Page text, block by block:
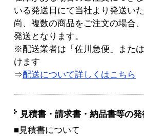
いる発送日にて当社より発送い
尚、複数の商品をご注文の場合
発送となります。
※配送業者は「佐川急便」また
けます
⇒配送について詳しくはこちら
見積書・請求書・納品書等の
■見積書について